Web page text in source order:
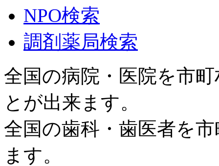
NPO検索
調剤薬局検索
全国の病院・医院を市
とが出来ます。
全国の歯科・歯医者を
ます。